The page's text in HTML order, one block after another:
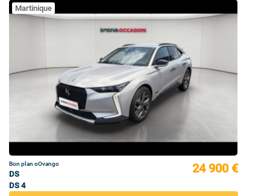
Martinique
Bon plan oOvango
DS
DS 4
24 900 €